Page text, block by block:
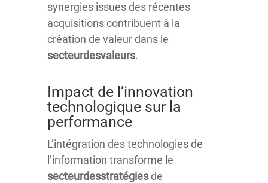
synergies issues des récentes
acquisitions contribuent à la
création de valeur dans le
secteurdesvaleurs.
Impact de l’innovation
technologique sur la
performance
L’intégration des technologies de
l’information transforme le
secteurdesstratégies de